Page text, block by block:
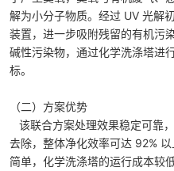
解为小分子物质。经过 UV 光解
装置，进一步吸附残留的有机污
碱性污染物，通过化学洗涤塔进
标。
（二）方案优势
该联合方案处理效果稳定可靠
去除，整体净化效率可达 92%
简单，化学洗涤塔的运行成本较